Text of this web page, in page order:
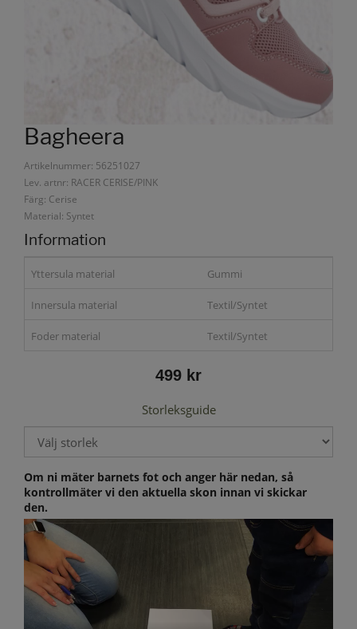
Bagheera
Artikelnummer: 56251027
Lev. artnr: RACER CERISE/PINK
Färg: Cerise
Material: Syntet
Information
Yttersula material Gummi
Innersula material Textil/Syntet
Foder material Textil/Syntet
499 kr
Storleksguide
Om ni mäter barnets fot och anger här nedan, så
kontrollmäter vi den aktuella skon innan vi skickar
den.